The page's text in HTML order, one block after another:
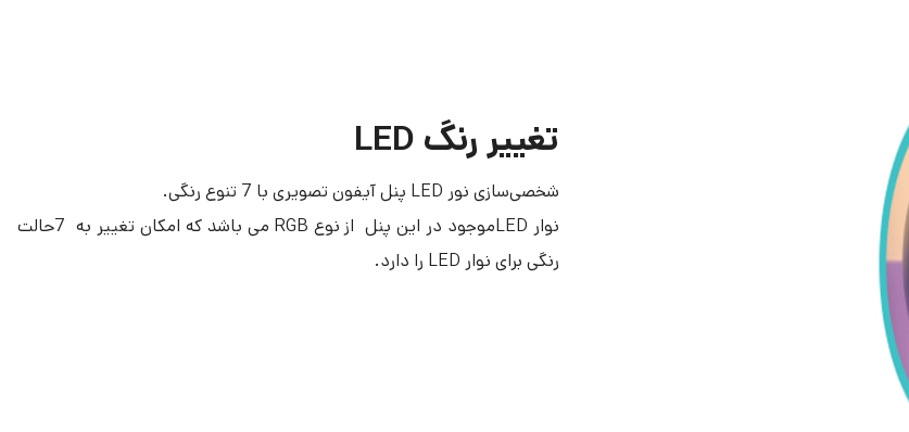
تغییر رنگ LED
شخصی‌سازی نور LED پنل آیفون تصویری با 7 تنوع رنگی.
نوار LEDموجود در این پنل از نوع RGB می باشد که امکان تغییر به 7حالت
رنگی برای نوار LED را دارد.